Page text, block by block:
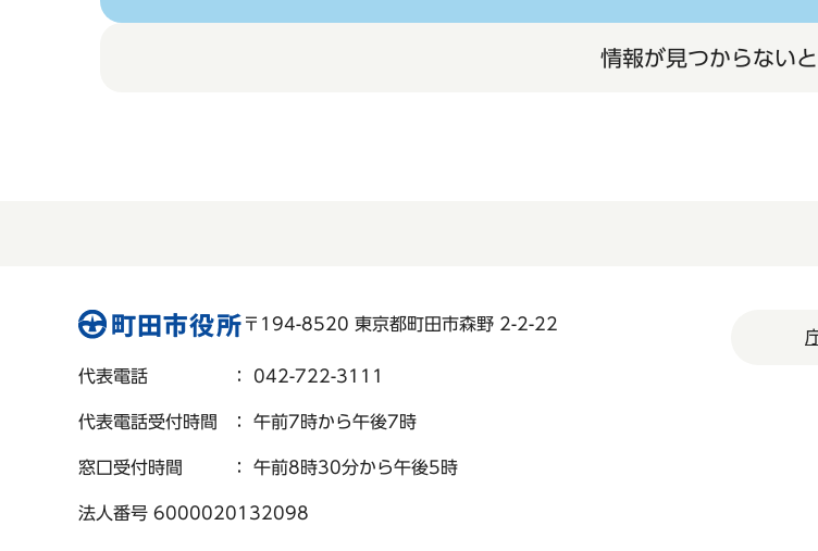
情報が見つからない
〒194-8520 東京都町田市森野 2-2-22
代表電話 ： 042-722-3111
代表電話受付時間 ： 午前7時から午後7時
窓口受付時間 ： 午前8時30分から午後5時
法人番号 6000020132098